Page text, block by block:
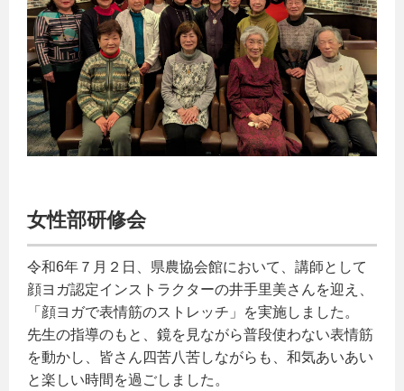
女性部研修会
令和6年７月２日、県農協会館において、講師として
顔ヨガ認定インストラクターの井手里美さんを迎え、
「顔ヨガで表情筋のストレッチ」を実施しました。
先生の指導のもと、鏡を見ながら普段使わない表情筋
を動かし、皆さん四苦八苦しながらも、和気あいあい
と楽しい時間を過ごしました。